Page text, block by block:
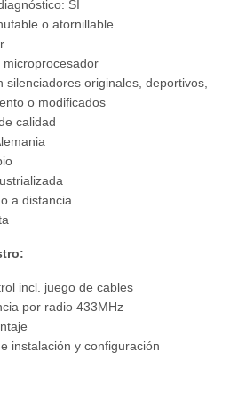
SÍ
o atornillable
silenciadores originales, deportivos,
o modificados
calidad
a distancia
incl. juego de cables
por radio 433MHz
instalación y configuración